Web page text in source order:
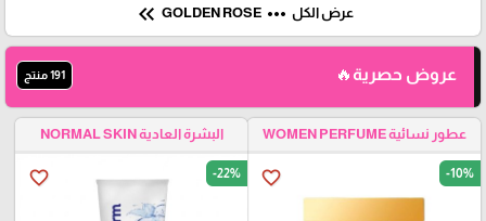
عرض الكل more_horiz
GOLDEN ROSE
keyboard_double_arrow_left
عروض حصرية🔥 191 منتج
عطور نسائية WOMEN PERFUME
favorite_border -10%
البشرة العادية NORMAL SKIN
favorite_border -22%